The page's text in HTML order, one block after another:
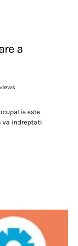
a
este
va indreptati